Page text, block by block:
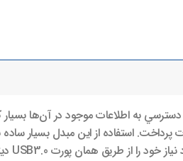
استفاده از این مبدل بسيار